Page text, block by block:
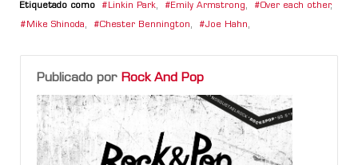
Etiquetado como Linkin Park, Emily Armstrong, Over each other,
Mike Shinoda, Chester Bennington, Joe Hahn,
Publicado por Rock And Pop